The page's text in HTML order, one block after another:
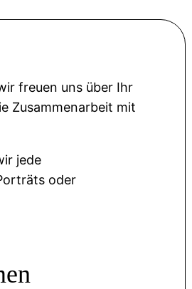
freuen uns über Ihr
Zusammenarbeit mit
jede
oder